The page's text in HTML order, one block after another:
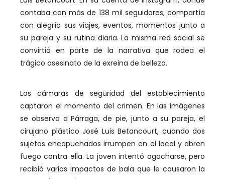
contaba con más de 138 mil seguidores, compartía
con alegría sus viajes, eventos, momentos junto a
su pareja y su rutina diaria. La misma red social se
convirtió en parte de la narrativa que rodea el
trágico asesinato de la exreina de belleza.
Las cámaras de seguridad del establecimiento
captaron el momento del crimen. En las imágenes
se observa a Párraga, de pie, junto a su pareja, el
cirujano plástico José Luis Betancourt, cuando dos
sujetos encapuchados irrumpen en el local y abren
fuego contra ella. La joven intentó agacharse, pero
recibió varios impactos de bala que le causaron la